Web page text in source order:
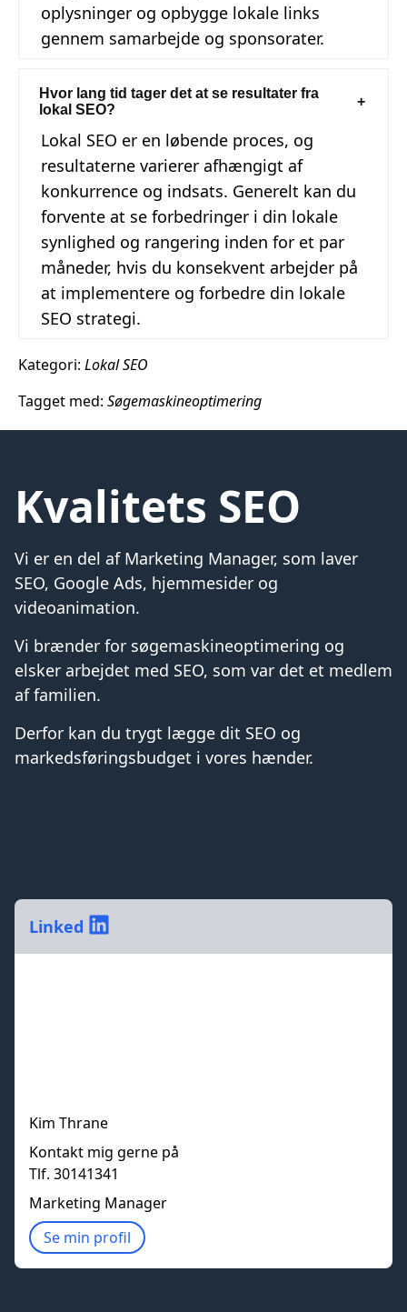
oplysninger og opbygge lokale links
gennem samarbejde og sponsorater.
Hvor lang tid tager det at se resultater fra
lokal SEO?
Lokal SEO er en løbende proces, og
resultaterne varierer afhængigt af
konkurrence og indsats. Generelt kan du
forvente at se forbedringer i din lokale
synlighed og rangering inden for et par
måneder, hvis du konsekvent arbejder på
at implementere og forbedre din lokale
SEO strategi.
Kategori: Lokal SEO
Tagget med: Søgemaskineoptimering
Kvalitets SEO
Vi er en del af Marketing Manager, som laver
SEO, Google Ads, hjemmesider og
videoanimation.
Vi brænder for søgemaskineoptimering og
elsker arbejdet med SEO, som var det et medlem
af familien.
Derfor kan du trygt lægge dit SEO og
markedsføringsbudget i vores hænder.
Linked
Kim Thrane
Kontakt mig gerne på
Tlf. 30141341
Marketing Manager
Se min profil